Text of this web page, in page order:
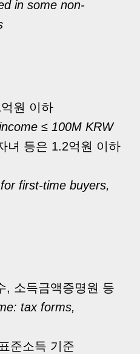
in some non-
원 이하
≤ 100M KRW
녀 등은 1.2억원 이하
first-time buyers,
, 소득금액증명원 등
tax forms,
준소득 기준